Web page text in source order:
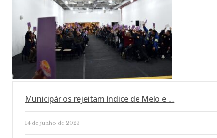
Municipários rejeitam índice de Melo e …
14 de junho de 2023